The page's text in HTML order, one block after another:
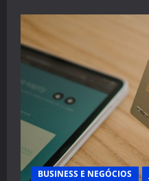
BUSINESS E NEGÓCIOS